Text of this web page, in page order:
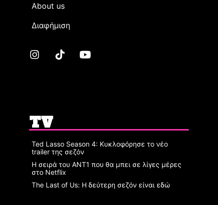
Αbout us
Διαφήμιση
TV
Ted Lasso Season 4: Κυκλοφόρησε το νέο
trailer της σεζόν
Η σειρά του ΑΝΤ1 που θα μπει σε λίγες μέρες
στο Netflix
The Last of Us: Η δεύτερη σεζόν είναι εδώ